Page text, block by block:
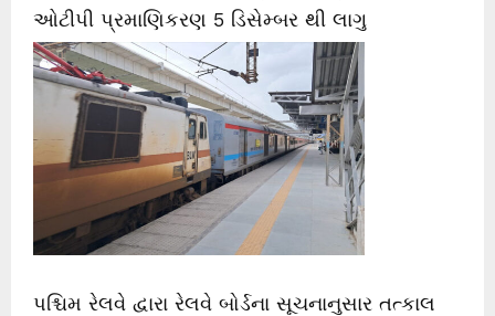
ઓટીપી પ્રમાણિકરણ 5 ડિસેમ્બર થી લાગુ
પશ્ચિમ રેલવે દ્વારા રેલવે બોર્ડના સૂચનાનુસાર તત્કાલ